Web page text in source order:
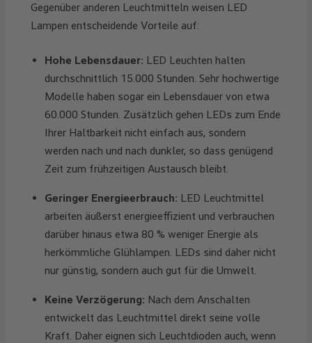
Gegenüber anderen Leuchtmitteln weisen LED
Lampen entscheidende Vorteile auf:
Hohe Lebensdauer: LED Leuchten halten
durchschnittlich 15.000 Stunden. Sehr hochwertige
Modelle haben sogar ein Lebensdauer von etwa
60.000 Stunden. Zusätzlich gehen LEDs zum Ende
Ihrer Haltbarkeit nicht einfach aus, sondern
werden nach und nach dunkler, so dass genügend
Zeit zum frühzeitigen Austausch bleibt.
Geringer Energieerbrauch: LED Leuchtmittel
arbeiten äußerst energieeffizient und verbrauchen
darüber hinaus etwa 80 % weniger Energie als
herkömmliche Glühlampen. LEDs sind daher nicht
nur günstig, sondern auch gut für die Umwelt.
Keine Verzögerung: Nach dem Anschalten
entwickelt das Leuchtmittel direkt seine volle
Kraft. Daher eignen sich Leuchtdioden auch, wenn